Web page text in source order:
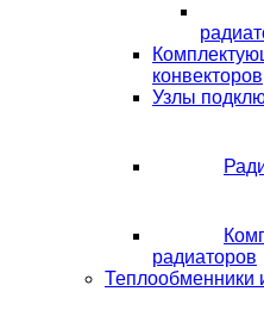
конвекторов
Узлы
радиаторов
Теплообменники